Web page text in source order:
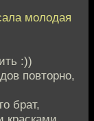
молодая
:))
повторно,
брат,